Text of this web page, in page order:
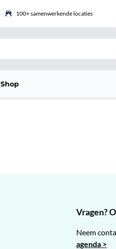
100+ samenwerkende locaties
Shop
Vragen?
Neem
agenda >